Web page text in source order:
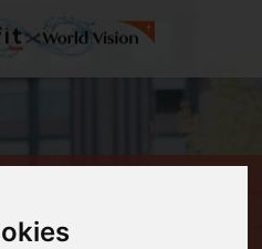
Vision